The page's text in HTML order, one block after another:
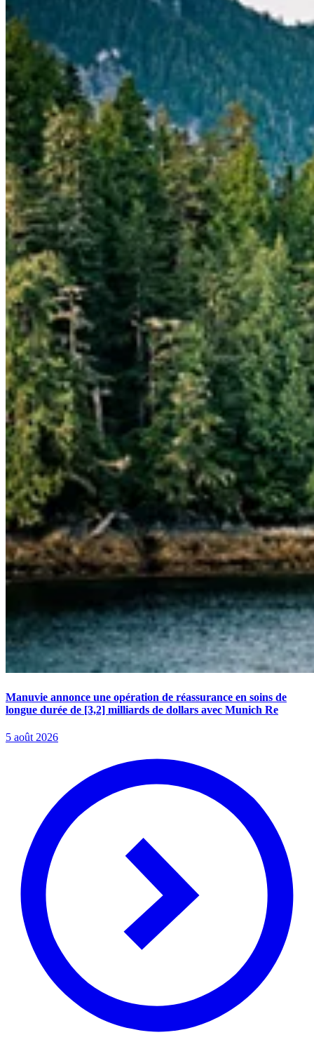
Manuvie annonce une opération de réassurance en soins de
longue durée de [3,2] milliards de dollars avec Munich Re
5 août 2026